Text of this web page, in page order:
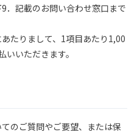
．記載のお問い合わせ窓口まで
たりまして、1項目あたり1,00
いただきます。
のご質問やご要望、または保